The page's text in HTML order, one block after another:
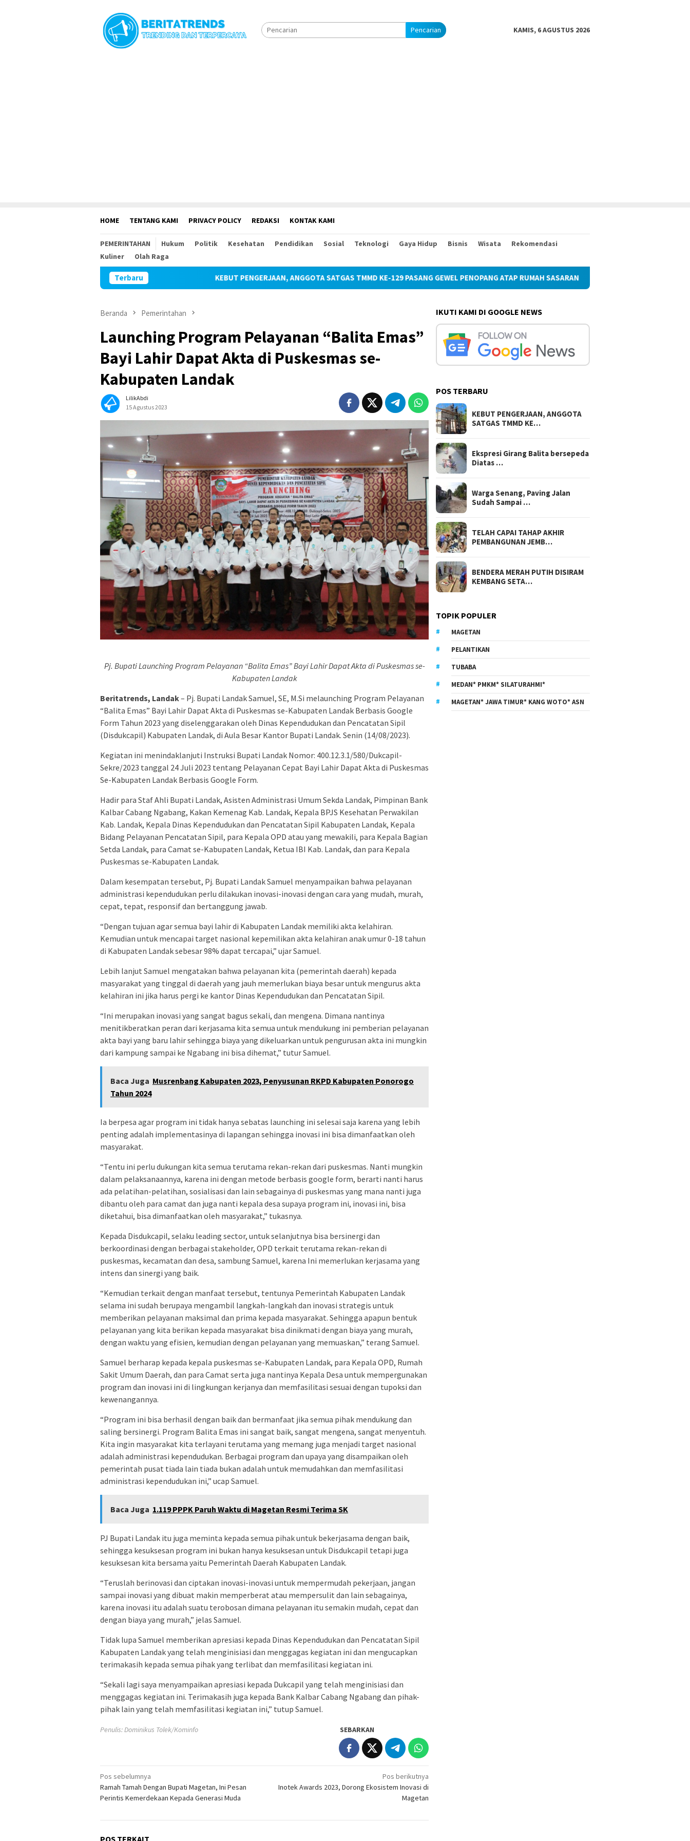
Pencarian KAMIS, 6 AGUSTUS 2026
HOME TENTANG KAMI PRIVACY POLICY REDAKSI KONTAK KAMI
PEMERINTAHAN Hukum Politik Kesehatan Pendidikan Sosial Teknologi Gaya Hidup Bisnis Wisata
Rekomendasi
Kuliner
Olah Raga
TerbaruKEBUT PENGERJAAN, ANGGOTA SATGAS TMMD KE-129 PASANG GEWEL PENOPANG ATAP RUMAH SASARAN REHAB RTLH
Beranda Pemerintahan
Launching Program Pelayanan “Balita Emas”
Bayi Lahir Dapat Akta di Puskesmas se-
Kabupaten Landak
LilikAbdi
15 Agustus 2023
Pj. Bupati Launching Program Pelayanan “Balita Emas” Bayi Lahir Dapat Akta di Puskesmas se-
Kabupaten Landak
Beritatrends, Landak– Pj. Bupati Landak Samuel, SE, M.Si melaunching Program Pelayanan
“Balita Emas” Bayi Lahir Dapat Akta di Puskesmas se-Kabupaten Landak Berbasis Google
Form Tahun 2023 yang diselenggarakan oleh Dinas Kependudukan dan Pencatatan Sipil
(Disdukcapil) Kabupaten Landak, di Aula Besar Kantor Bupati Landak. Senin (14/08/2023).
Kegiatan ini menindaklanjuti Instruksi Bupati Landak Nomor: 400.12.3.1/580/Dukcapil-
Sekre/2023 tanggal 24 Juli 2023 tentang Pelayanan Cepat Bayi Lahir Dapat Akta di Puskesmas
Se-Kabupaten Landak Berbasis Google Form.
Hadir para Staf Ahli Bupati Landak, Asisten Administrasi Umum Sekda Landak, Pimpinan Bank
Kalbar Cabang Ngabang, Kakan Kemenag Kab. Landak, Kepala BPJS Kesehatan Perwakilan
Kab. Landak, Kepala Dinas Kependudukan dan Pencatatan Sipil Kabupaten Landak, Kepala
Bidang Pelayanan Pencatatan Sipil, para Kepala OPD atau yang mewakili, para Kepala Bagian
Setda Landak, para Camat se-Kabupaten Landak, Ketua IBI Kab. Landak, dan para Kepala
Puskesmas se-Kabupaten Landak.
Dalam kesempatan tersebut, Pj. Bupati Landak Samuel menyampaikan bahwa pelayanan
administrasi kependudukan perlu dilakukan inovasi-inovasi dengan cara yang mudah, murah,
cepat, tepat, responsif dan bertanggung jawab.
“Dengan tujuan agar semua bayi lahir di Kabupaten Landak memiliki akta kelahiran.
Kemudian untuk mencapai target nasional kepemilikan akta kelahiran anak umur 0-18 tahun
di Kabupaten Landak sebesar 98% dapat tercapai,” ujar Samuel.
Lebih lanjut Samuel mengatakan bahwa pelayanan kita (pemerintah daerah) kepada
masyarakat yang tinggal di daerah yang jauh memerlukan biaya besar untuk mengurus akta
kelahiran ini jika harus pergi ke kantor Dinas Kependudukan dan Pencatatan Sipil.
“Ini merupakan inovasi yang sangat bagus sekali, dan mengena. Dimana nantinya
menitikberatkan peran dari kerjasama kita semua untuk mendukung ini pemberian pelayanan
akta bayi yang baru lahir sehingga biaya yang dikeluarkan untuk pengurusan akta ini mungkin
dari kampung sampai ke Ngabang ini bisa dihemat,” tutur Samuel.
Baca Juga Musrenbang Kabupaten 2023, Penyusunan RKPD Kabupaten Ponorogo
Tahun 2024
Ia berpesa agar program ini tidak hanya sebatas launching ini selesai saja karena yang lebih
penting adalah implementasinya di lapangan sehingga inovasi ini bisa dimanfaatkan oleh
masyarakat.
“Tentu ini perlu dukungan kita semua terutama rekan-rekan dari puskesmas. Nanti mungkin
dalam pelaksanaannya, karena ini dengan metode berbasis google form, berarti nanti harus
ada pelatihan-pelatihan, sosialisasi dan lain sebagainya di puskesmas yang mana nanti juga
dibantu oleh para camat dan juga nanti kepala desa supaya program ini, inovasi ini, bisa
diketahui, bisa dimanfaatkan oleh masyarakat,” tukasnya.
Kepada Disdukcapil, selaku leading sector, untuk selanjutnya bisa bersinergi dan
berkoordinasi dengan berbagai stakeholder, OPD terkait terutama rekan-rekan di
puskesmas, kecamatan dan desa, sambung Samuel, karena Ini memerlukan kerjasama yang
intens dan sinergi yang baik.
“Kemudian terkait dengan manfaat tersebut, tentunya Pemerintah Kabupaten Landak
selama ini sudah berupaya mengambil langkah-langkah dan inovasi strategis untuk
memberikan pelayanan maksimal dan prima kepada masyarakat. Sehingga apapun bentuk
pelayanan yang kita berikan kepada masyarakat bisa dinikmati dengan biaya yang murah,
dengan waktu yang efisien, kemudian dengan pelayanan yang memuaskan,” terang Samuel.
Samuel berharap kepada kepala puskesmas se-Kabupaten Landak, para Kepala OPD, Rumah
Sakit Umum Daerah, dan para Camat serta juga nantinya Kepala Desa untuk mempergunakan
program dan inovasi ini di lingkungan kerjanya dan memfasilitasi sesuai dengan tupoksi dan
kewenangannya.
“Program ini bisa berhasil dengan baik dan bermanfaat jika semua pihak mendukung dan
saling bersinergi. Program Balita Emas ini sangat baik, sangat mengena, sangat menyentuh.
Kita ingin masyarakat kita terlayani terutama yang memang juga menjadi target nasional
adalah administrasi kependudukan. Berbagai program dan upaya yang disampaikan oleh
pemerintah pusat tiada lain tiada bukan adalah untuk memudahkan dan memfasilitasi
administrasi kependudukan ini,” ucap Samuel.
Baca Juga 1.119 PPPK Paruh Waktu di Magetan Resmi Terima SK
PJ Bupati Landak itu juga meminta kepada semua pihak untuk bekerjasama dengan baik,
sehingga kesuksesan program ini bukan hanya kesuksesan untuk Disdukcapil tetapi juga
kesuksesan kita bersama yaitu Pemerintah Daerah Kabupaten Landak.
“Teruslah berinovasi dan ciptakan inovasi-inovasi untuk mempermudah pekerjaan, jangan
sampai inovasi yang dibuat makin memperberat atau mempersulit dan lain sebagainya,
karena inovasi itu adalah suatu terobosan dimana pelayanan itu semakin mudah, cepat dan
dengan biaya yang murah,” jelas Samuel.
Tidak lupa Samuel memberikan apresiasi kepada Dinas Kependudukan dan Pencatatan Sipil
Kabupaten Landak yang telah menginisiasi dan menggagas kegiatan ini dan mengucapkan
terimakasih kepada semua pihak yang terlibat dan memfasilitasi kegiatan ini.
“Sekali lagi saya menyampaikan apresiasi kepada Dukcapil yang telah menginisiasi dan
menggagas kegiatan ini. Terimakasih juga kepada Bank Kalbar Cabang Ngabang dan pihak-
pihak lain yang telah memfasilitasi kegiatan ini,” tutup Samuel.
Penulis: Dominikus Tolek/Kominfo SEBARKAN
Navigasi
pos
Pos sebelumnya
Ramah Tamah Dengan Bupati Magetan, Ini Pesan
Perintis Kemerdekaan Kepada Generasi Muda
Pos berikutnya
Inotek Awards 2023, Dorong Ekosistem Inovasi di
Magetan
POS TERKAIT
IKUTI KAMI DI GOOGLE NEWS
POS TERBARU
KEBUT PENGERJAAN, ANGGOTA
SATGAS TMMD KE…
Ekspresi Girang Balita bersepeda
Diatas …
Warga Senang, Paving Jalan
Sudah Sampai …
TELAH CAPAI TAHAP AKHIR
PEMBANGUNAN JEMB…
BENDERA MERAH PUTIH DISIRAM
KEMBANG SETA…
TOPIK POPULER
MAGETAN
PELANTIKAN
TUBABA
MEDAN* PMKM* SILATURAHMI*
MAGETAN* JAWA TIMUR* KANG WOTO* ASN